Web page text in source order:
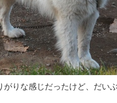
がりな感じだったけど、だい